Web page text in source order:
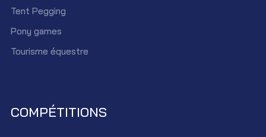
Tent Pegging
Pony games
Tourisme équestre
COMPÉTITIONS